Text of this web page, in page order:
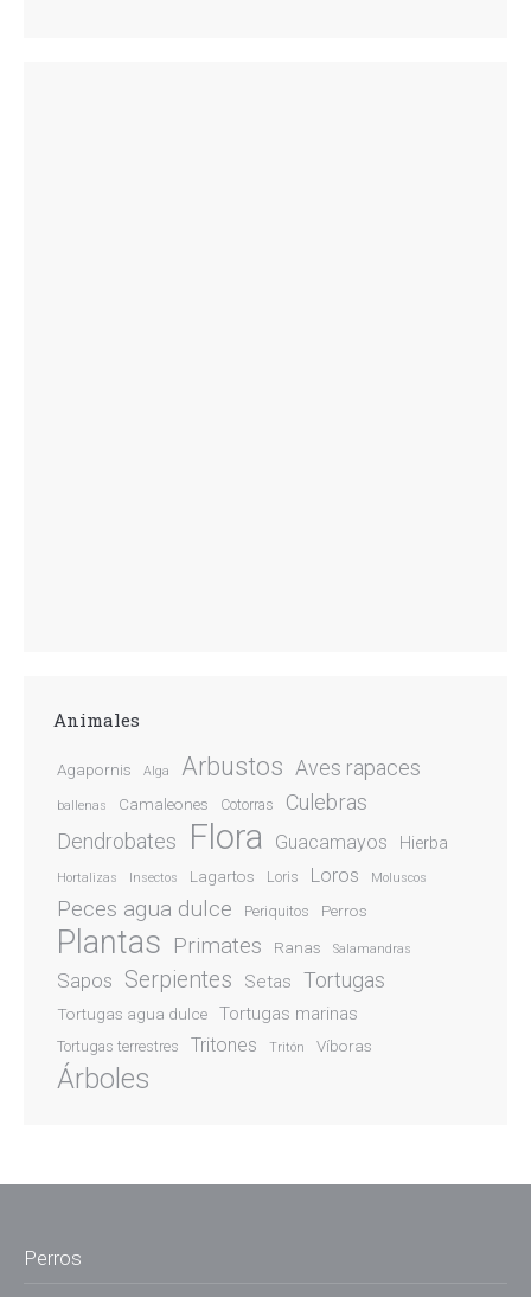
Animales
Agapornis Alga Arbustos Aves rapaces
ballenas Camaleones Cotorras Culebras
Dendrobates Flora Guacamayos Hierba
Hortalizas Insectos Lagartos Loris Loros Moluscos
Peces agua dulce Periquitos Perros
Plantas Primates Ranas Salamandras
Sapos Serpientes Setas Tortugas
Tortugas agua dulce Tortugas marinas
Tortugas terrestres Tritones Tritón Víboras
Árboles
Perros